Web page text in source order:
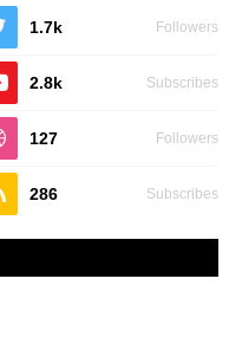
1.7k Followers
2.8k Subscribes
127 Followers
286 Subscribes